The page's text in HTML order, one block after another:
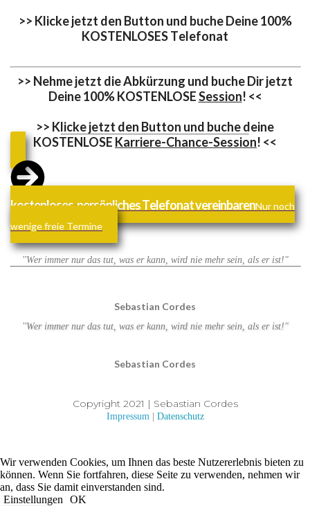
>> Klicke jetzt den Button und buche Deine 100%
KOSTENLOSES Telefonat
>> Nehme jetzt die Abkürzung und buche Dir jetzt
Deine 100% KOSTENLOSESession! <<
>> Klicke jetzt den Button und buche deine
KOSTENLOSE Karriere-Chance-Session! <<
kostenloses, persönliches Telefonat vereinbarenNur noch
wenige freie Termine
''Wer immer nur das tut, was er kann, wird nie mehr sein, als er ist!"
Sebastian Cordes
''Wer immer nur das tut, was er kann, wird nie mehr sein, als er ist!"
Sebastian Cordes
Copyright 2021 | Sebastian Cordes
Impressum Datenschutz
Wir verwenden Cookies, um Ihnen das beste Nutzererlebnis bieten zu
können. Wenn Sie fortfahren, diese Seite zu verwenden, nehmen wir
an, dass Sie damit einverstanden sind.
Einstellungen
OK